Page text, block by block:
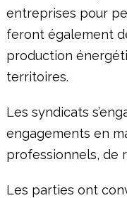
entreprises pour
feront également
production
territoires.
Les syndicats
engagements en
professionnels, de
Les parties ont